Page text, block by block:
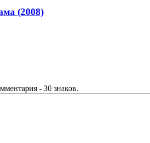
(2008)
- 30 знаков.